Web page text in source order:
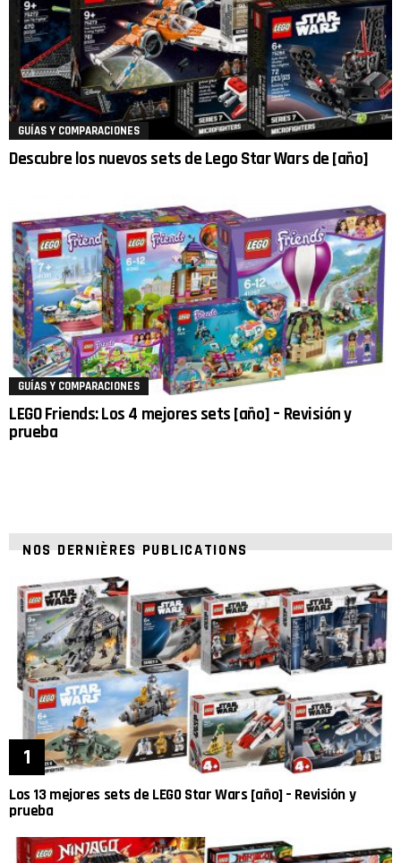
GUÍAS Y COMPARACIONES
Descubre los nuevos sets de Lego Star Wars de [año]
GUÍAS Y COMPARACIONES
LEGO Friends: Los 4 mejores sets [año] – Revisión y
prueba
NOS DERNIÈRES PUBLICATIONS
Los 13 mejores sets de LEGO Star Wars [año] – Revisión y
prueba